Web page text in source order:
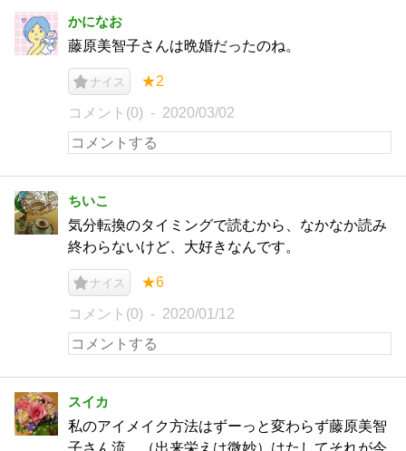
かになお
藤原美智子さんは晩婚だったのね。
ナイス ★2
コメント(0) 2020/03/02
ちいこ
気分転換のタイミングで読むから、なかなか読み
終わらないけど、大好きなんです。
ナイス ★6
コメント(0) 2020/01/12
スイカ
私のアイメイク方法はずーっと変わらず藤原美智
子さん流。（出来栄えは微妙）はたしてそれが今